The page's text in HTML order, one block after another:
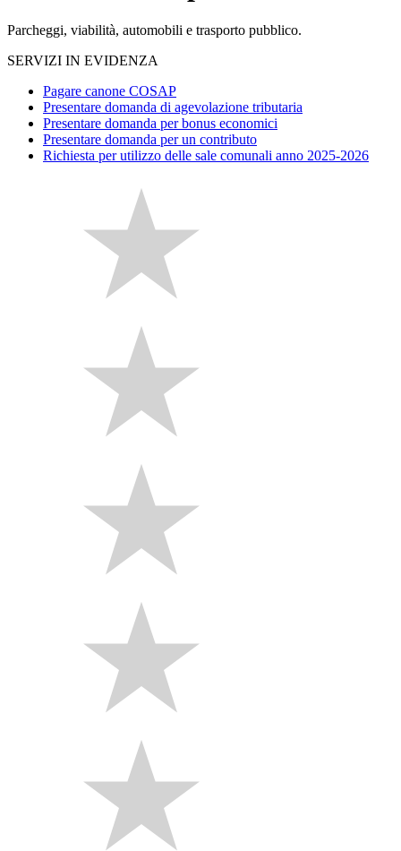
Parcheggi, viabilità, automobili e trasporto pubblico.
SERVIZI IN EVIDENZA
Pagare canone COSAP
Presentare domanda di agevolazione tributaria
Presentare domanda per bonus economici
Presentare domanda per un contributo
Richiesta per utilizzo delle sale comunali anno 2025-2026